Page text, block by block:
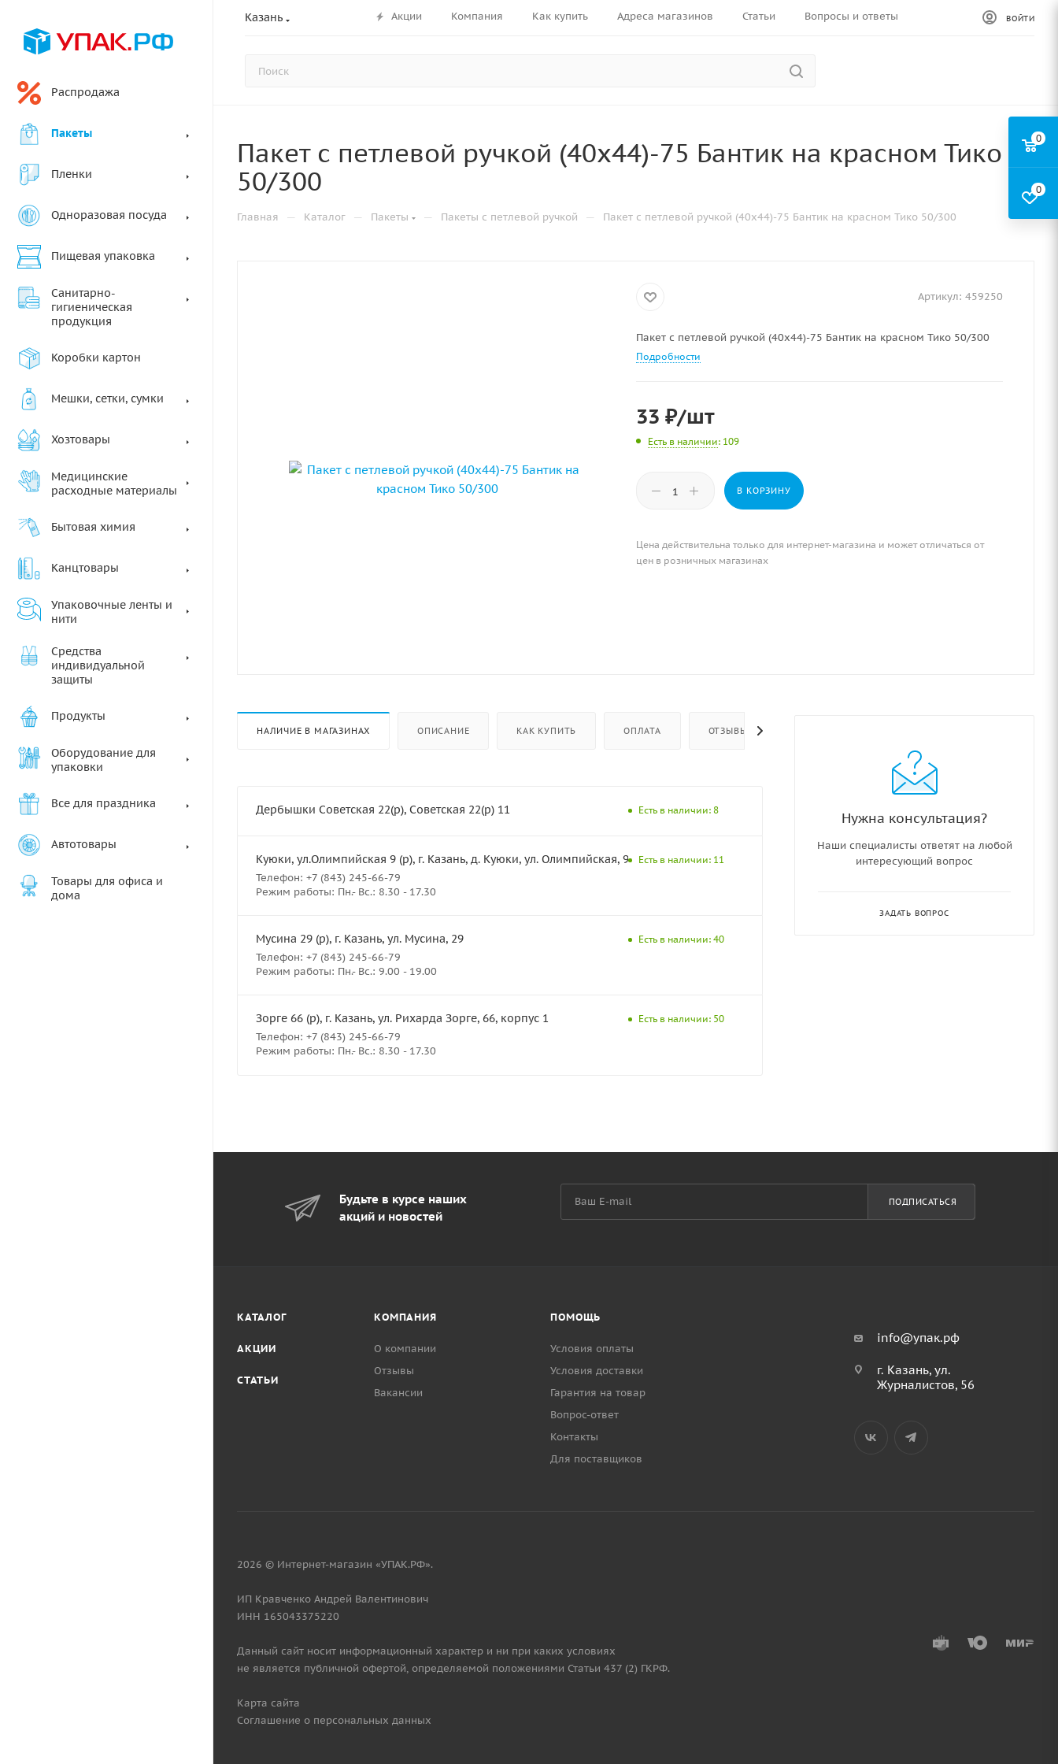
Казань Акции Компания Как купить Адреса магазинов Статьи Вопросы и ответы ВОЙТИ
Распродажа
Пакеты
Пленки
Одноразовая посуда
Пищевая упаковка
Санитарно-
гигиеническая
продукция
Коробки картон
Мешки, сетки, сумки
Хозтовары
Медицинские
расходные материалы
Бытовая химия
Канцтовары
Упаковочные ленты и
нити
Средства
индивидуальной
защиты
Продукты
Оборудование для
упаковки
Все для праздника
Автотовары
Товары для офиса и
дома
Пакет с петлевой ручкой (40х44)-75 Бантик на красном Тико
50/300
Главная — Каталог — Пакеты — Пакеты с петлевой ручкой — Пакет с петлевой ручкой (40х44)-75 Бантик на красном Тико 50/300
Артикул: 459250
Пакет с петлевой ручкой (40х44)-75 Бантик на красном Тико 50/300
Подробности
33 ₽/шт
Есть в наличии: 109
В КОРЗИНУ
Цена действительна только для интернет-магазина и может отличаться от
цен в розничных магазинах
НАЛИЧИЕ В МАГАЗИНАХ ОПИСАНИЕ КАК КУПИТЬ ОПЛАТА ОТЗЫВЫ
Дербышки Советская 22(р), Советская 22(р) 11 Есть в наличии: 8
Куюки, ул.Олимпийская 9 (р), г. Казань, д. Куюки, ул. Олимпийская, 9
Телефон: +7 (843) 245-66-79
Режим работы: Пн.- Вс.: 8.30 - 17.30
Есть в наличии: 11
Мусина 29 (р), г. Казань, ул. Мусина, 29
Телефон: +7 (843) 245-66-79
Режим работы: Пн.- Вс.: 9.00 - 19.00
Есть в наличии: 40
Зорге 66 (р), г. Казань, ул. Рихарда Зорге, 66, корпус 1
Телефон: +7 (843) 245-66-79
Режим работы: Пн.- Вс.: 8.30 - 17.30
Есть в наличии: 50
Нужна консультация?
Наши специалисты ответят на любой
интересующий вопрос
ЗАДАТЬ ВОПРОС
Будьте в курсе наших
акций и новостей
ПОДПИСАТЬСЯ
КАТАЛОГ
АКЦИИ
СТАТЬИ
КОМПАНИЯ
О компании
Отзывы
Вакансии
ПОМОЩЬ
Условия оплаты
Условия доставки
Гарантия на товар
Вопрос-ответ
Контакты
Для поставщиков
info@упак.рф
г. Казань, ул.
Журналистов, 56
2026 © Интернет-магазин «УПАК.РФ».
ИП Кравченко Андрей Валентинович
ИНН 165043375220
Данный сайт носит информационный характер и ни при каких условиях
не является публичной офертой, определяемой положениями Статьи 437 (2) ГКРФ.
Карта сайта
Соглашение о персональных данных
0
0